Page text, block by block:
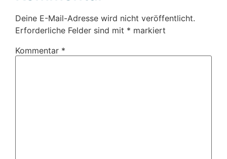
Deine E-Mail-Adresse wird nicht veröffentlicht.
Erforderliche Felder sind mit * markiert
Kommentar *